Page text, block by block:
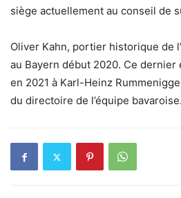
siège actuellement au conseil de
Oliver Kahn, portier historique de
au Bayern début 2020. Ce dernier
en 2021 à Karl-Heinz
du directoire de l’équipe bavaroise.